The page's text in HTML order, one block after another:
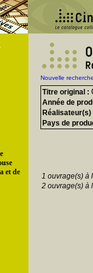
et de
Nouvelle recherche
Titre original :
Année de
Réalisateur(s)
Pays de
1 ouvrage(s) à
2 ouvrage(s) à